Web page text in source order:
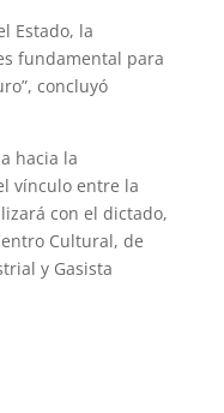
Estado, la
fundamental para
concluyó
hacia la
vínculo entre la
con el dictado,
Cultural, de
y Gasista